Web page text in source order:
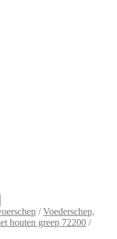
/Voederschep,
houten greep 72200 /